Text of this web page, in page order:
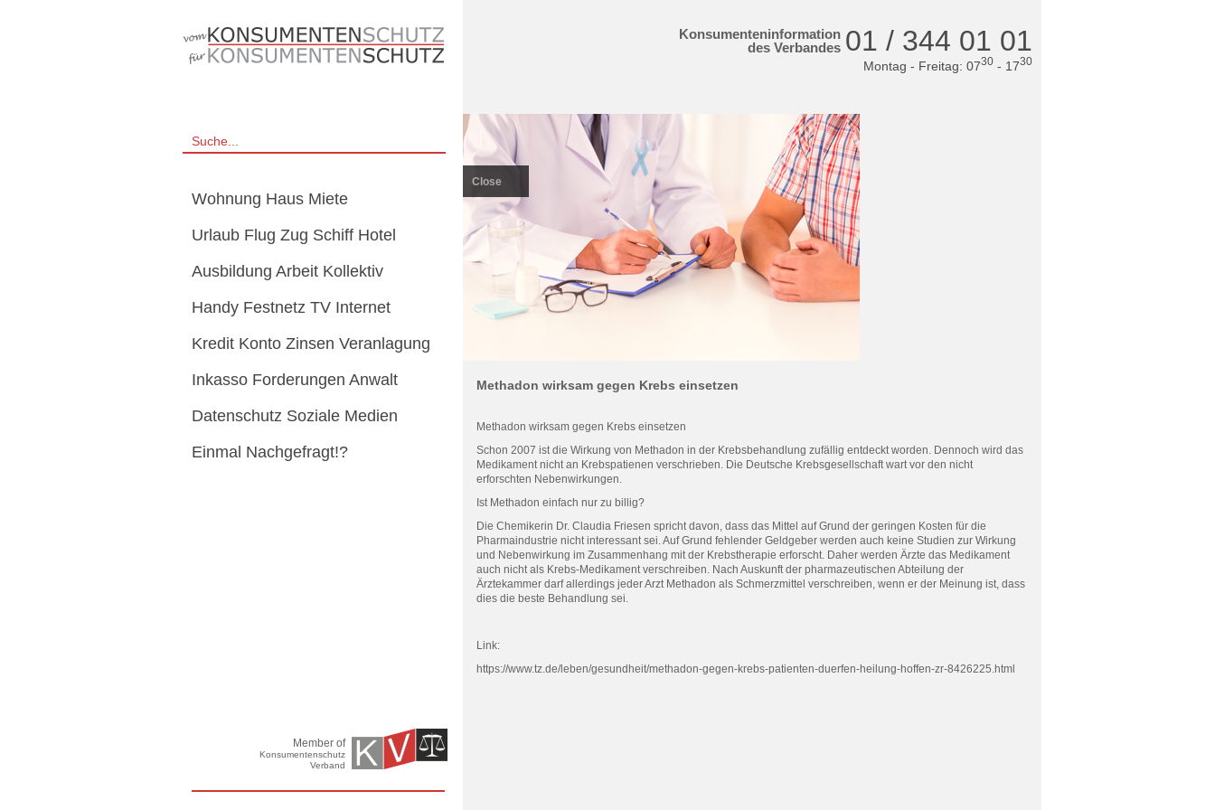
Wohnung Haus Miete
Urlaub Flug Zug Schiff Hotel
Ausbildung Arbeit Kollektiv
Handy Festnetz TV Internet
Kredit Konto Zinsen Veranlagung
Inkasso Forderungen Anwalt
Datenschutz Soziale Medien
Einmal Nachgefragt!?
Member of
Konsumentenschutz
Verband
Konsumenteninformation
des Verbandes 01 / 344 01 01
Montag - Freitag: 0730- 1730
Close
Methadon wirksam gegen Krebs einsetzen
Methadon wirksam gegen Krebs einsetzen
Schon 2007 ist die Wirkung von Methadon in der Krebsbehandlung zufällig entdeckt worden. Dennoch wird das
Medikament nicht an Krebspatienen verschrieben. Die Deutsche Krebsgesellschaft wart vor den nicht
erforschten Nebenwirkungen.
Ist Methadon einfach nur zu billig?
Die Chemikerin Dr. Claudia Friesen spricht davon, dass das Mittel auf Grund der geringen Kosten für die
Pharmaindustrie nicht interessant sei. Auf Grund fehlender Geldgeber werden auch keine Studien zur Wirkung
und Nebenwirkung im Zusammenhang mit der Krebstherapie erforscht. Daher werden Ärzte das Medikament
auch nicht als Krebs-Medikament verschreiben. Nach Auskunft der pharmazeutischen Abteilung der
Ärztekammer darf allerdings jeder Arzt Methadon als Schmerzmittel verschreiben, wenn er der Meinung ist, dass
dies die beste Behandlung sei.
Link:
https://www.tz.de/leben/gesundheit/methadon-gegen-krebs-patienten-duerfen-heilung-hoffen-zr-8426225.html